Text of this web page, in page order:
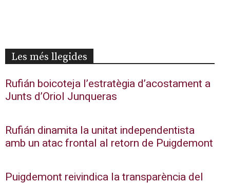
Les més llegides
Rufián boicoteja l’estratègia d’acostament a
Junts d’Oriol Junqueras
Rufián dinamita la unitat independentista
amb un atac frontal al retorn de Puigdemont
Puigdemont reivindica la transparència del